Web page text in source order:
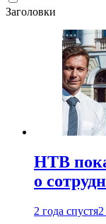
Заголовки
НТВ
о
2 года спустя